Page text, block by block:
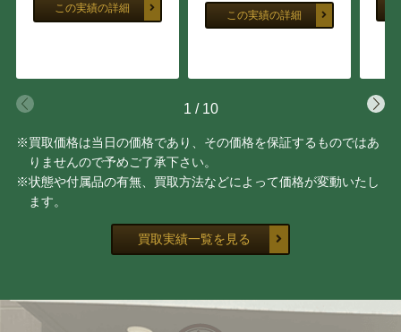
池田 満寿夫
福井 良之助 小磯 良平
脇田 和
この実績の詳細
この実績の詳細
1 / 10
※買取価格は当日の価格であり、その価格を保証するものではあ
りませんので予めご了承下さい。
※状態や付属品の有無、買取方法などによって価格が変動いたし
ます。
買取実績一覧を見る